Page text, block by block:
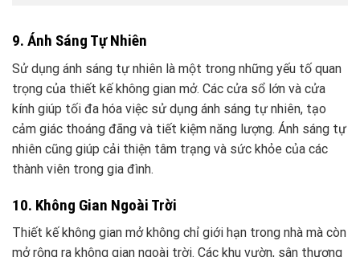
9. Ánh Sáng Tự Nhiên
Sử dụng ánh sáng tự nhiên là một trong những yếu tố quan
trọng của thiết kế không gian mở. Các cửa sổ lớn và cửa
kính giúp tối đa hóa việc sử dụng ánh sáng tự nhiên, tạo
cảm giác thoáng đãng và tiết kiệm năng lượng. Ánh sáng tự
nhiên cũng giúp cải thiện tâm trạng và sức khỏe của các
thành viên trong gia đình.
10. Không Gian Ngoài Trời
Thiết kế không gian mở không chỉ giới hạn trong nhà mà còn
mở rộng ra không gian ngoài trời. Các khu vườn, sân thượng